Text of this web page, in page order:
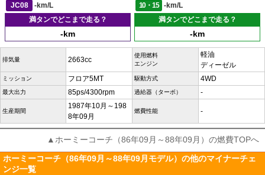
JC08
-km/L 10・15
-km/L
満タンでどこまで走る？
-km
満タンでどこまで走る？
-km
排気量 2663cc
使用燃料
エンジン
軽油
ディーゼル
ミッション フロア5MT 駆動方式 4WD
最大出力 85ps/4300rpm 過給器（ターボ） -
生産期間
1987年10月～198
8年09月
燃費性能 -
▲ホーミーコーチ（86年09月～88年09月）の燃費TOPへ
ホーミーコーチ（86年09月～88年09月モデル）の他のマイナーチェ
ンジ一覧